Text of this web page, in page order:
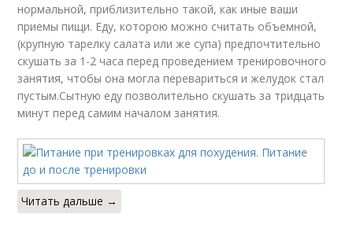
нормальной, приблизительно такой, как иные ваши
приемы пищи. Еду, которою можно считать объемной,
(крупную тарелку салата или же cупа) предпочтительно
скушать за 1-2 часа перед проведением тренировочного
занятия, чтобы она могла перевариться и желудок стал
пустым.Сытную еду позволительно скушать за тридцать
минут перед самим началом занятия.
Читать дальше →